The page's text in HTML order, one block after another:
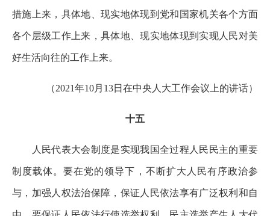
措施上来，具体地、现实地体现到党和国家机关各个方面
各个层级工作上来，具体地、现实地体现到实现人民对美
好生活向往的工作上来。
（2021年10月13日在中央人大工作会议上的讲话）
十五
人民代表大会制度是实现我国全过程人民民主的重要
制度载体。要在党的领导下，不断扩大人民有序政治参
与，加强人权法治保障，保证人民依法享有广泛权利和自